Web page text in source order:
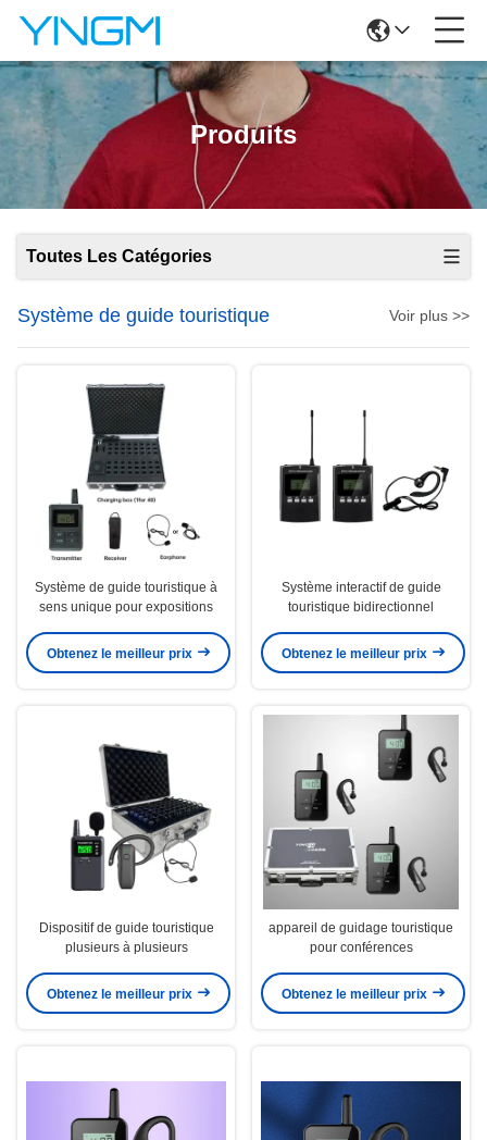
Produits
Toutes Les Catégories
Système de guide touristique Voir plus >>
Système de guide touristique à
sens unique pour expositions
Obtenez le meilleur prix
Système interactif de guide
touristique bidirectionnel
Obtenez le meilleur prix
Dispositif de guide touristique
plusieurs à plusieurs
Obtenez le meilleur prix
appareil de guidage touristique
pour conférences
Obtenez le meilleur prix